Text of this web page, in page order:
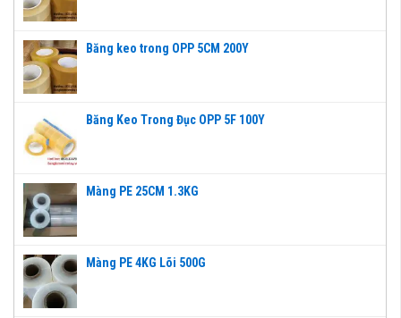
Băng keo trong OPP 5CM 200Y
Băng Keo Trong Đục OPP 5F 100Y
Màng PE 25CM 1.3KG
Màng PE 4KG Lõi 500G